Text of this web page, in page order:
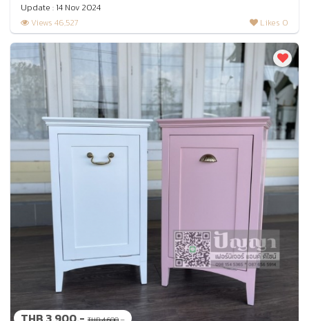
Update : 14 Nov 2024
Views 46,527
Likes 0